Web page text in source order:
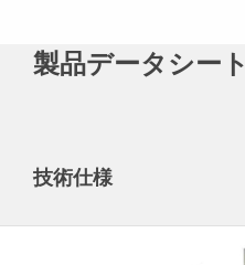
製品データシート
技術仕様